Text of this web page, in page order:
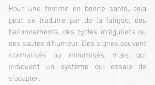
Pour une femme en bonne santé, cela
peut se traduire par de la fatigue, des
ballonnements, des cycles irréguliers ou
des sautes d'humeur. Des signes souvent
normalisés ou minimisés, mais qui
indiquent un système qui essaie de
s’adapter.